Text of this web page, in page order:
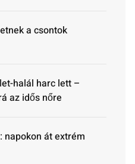
a csontok
halál harc lett –
az idős nőre
napokon át extrém